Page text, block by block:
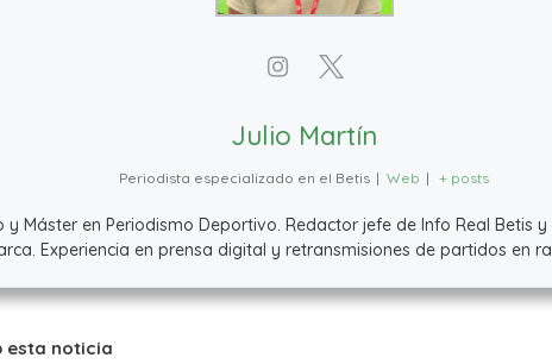
Julio Martín
Periodista especializado en el Betis | Web | + posts
y Máster en Periodismo Deportivo. Redactor jefe de Info Real Betis
Experiencia en prensa digital y retransmisiones de partidos en
esta noticia